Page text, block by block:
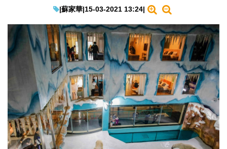
EduTech
IT Times
生成式AI與雲端應用
Enterprise Digital Transformation
特集
|蘇家華|15-03-2021 13:24|